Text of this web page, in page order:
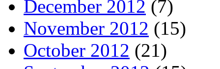
December 2012 (7)
November 2012 (15)
October 2012 (21)